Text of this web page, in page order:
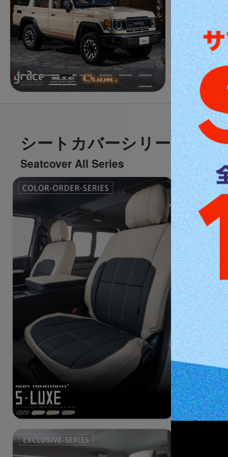
シートカバーシリーズ一覧
Seatcover All Series